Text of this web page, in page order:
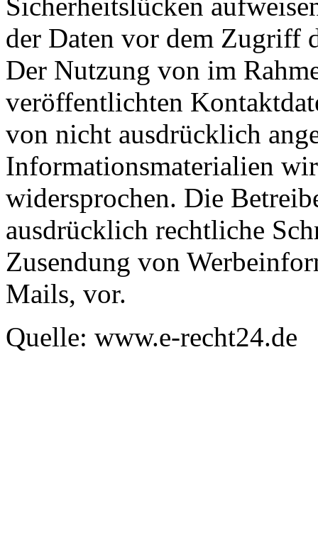
der Daten vor dem Zugriff
Der Nutzung von im
veröffentlichten
von nicht ausdrücklich
Informationsmaterialien
widersprochen. Die
ausdrücklich rechtliche
Zusendung von
Mails, vor.
Quelle: www.e-recht24.de